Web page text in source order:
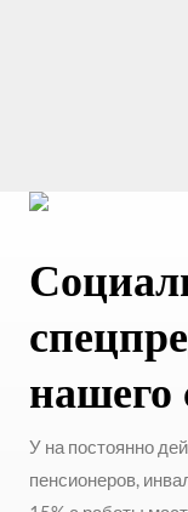
нашего
У на постоянно
пенсионеров,